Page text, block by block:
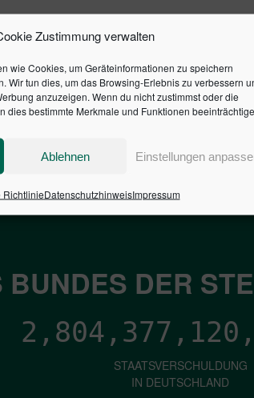
Zustimmung verwalten
wie Cookies, um Geräteinformationen zu speichern
Wir tun dies, um das Browsing-Erlebnis zu verbessern
anzuzeigen. Wenn du nicht zustimmst oder die
dies bestimmte Merkmale und Funktionen
Ablehnen Einstellungen
RichtlinieDatenschutzhinweisImpressum
DER
STAATSVERSCHULDUNG
IN DEUTSCHLAND